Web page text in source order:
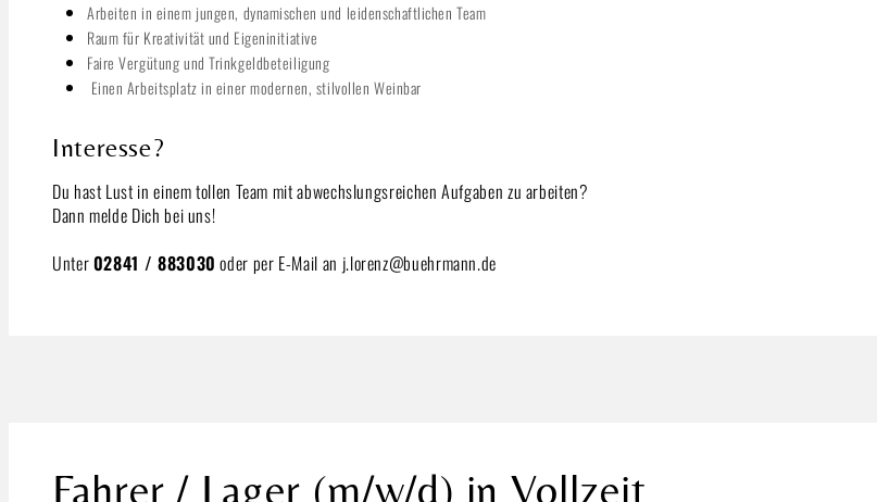
Arbeiten in einem jungen, dynamischen und leidenschaftlichen Team
Raum für Kreativität und Eigeninitiative
Faire Vergütung und Trinkgeldbeteiligung
Einen Arbeitsplatz in einer modernen, stilvollen Weinbar
Interesse?
Du hast Lust in einem tollen Team mit abwechslungsreichen Aufgaben zu arbeiten?
Dann melde Dich bei uns!
Unter02841 / 883030 oder per E-Mail an j.lorenz@buehrmann.de
Fahrer / Lager (m/w/d) in Vollzeit